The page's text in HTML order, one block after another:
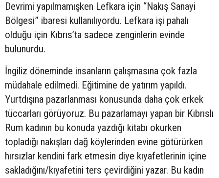
Devrimi yapılmamışken Lefkara için “Nakış Sanayi
Bölgesi” ibaresi kullanılıyordu. Lefkara işi pahalı
olduğu için Kıbrıs’ta sadece zenginlerin evinde
bulunurdu.
İngiliz döneminde insanların çalışmasına çok fazla
müdahale edilmedi. Eğitimine de yatırım yapıldı.
Yurtdışına pazarlanması konusunda daha çok erkek
tüccarları görüyoruz. Bu pazarlamayı yapan bir Kıbrıslı
Rum kadının bu konuda yazdığı kitabı okurken
topladığı nakışları dağ köylerinden evine götürürken
hırsızlar kendini fark etmesin diye kıyafetlerinin içine
sakladığını/kıyafetini ters çevirdiğini yazar. Bu kadın